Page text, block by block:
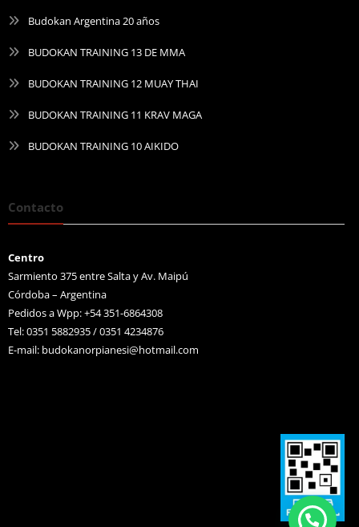
Budokan Argentina 20 años
BUDOKAN TRAINING 13 DE MMA
BUDOKAN TRAINING 12 MUAY THAI
BUDOKAN TRAINING 11 KRAV MAGA
BUDOKAN TRAINING 10 AIKIDO
Contacto
Centro
Sarmiento 375 entre Salta y Av. Maipú
Córdoba – Argentina
Pedidos a Wpp: +54 351-6864308
Tel: 0351 5882935 / 0351 4234876
E-mail: budokanorpianesi@hotmail.com